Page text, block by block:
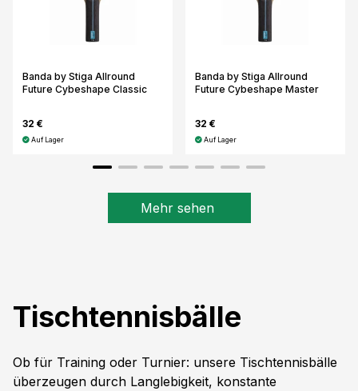
Banda by Stiga Allround
Future Cybeshape Classic
32 €
Auf Lager
Banda by Stiga Allround
Future Cybeshape Master
32 €
Auf Lager
Mehr sehen
Tischtennisbälle
Ob für Training oder Turnier: unsere Tischtennisbälle
überzeugen durch Langlebigkeit, konstante